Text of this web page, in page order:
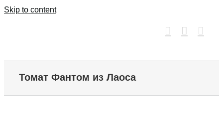
Skip to content
Томат Фантом из Лаоса